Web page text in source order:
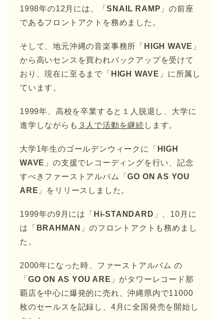
1998年の12月には、「SNAIL RAMP 」の前座
であるフロントアクトを務めました。
そして、地元沖縄の音楽事務所「 HIGH WAVE 」
から高いセンスを買われバックアップを受けて
おり、現在に至るまで「 HIGH WAVE 」に所属し
ています。
1999年、高校を卒業すると１人脱退し、大学に
進学しながらも ３人で活動を継続 します。
大学1年生のゴールデンウィークに「 HIGH
WAVE 」の支援でレコーディングを行い、記念
すべきファーストアルバム「GO ON AS YOU
ARE 」をリリースしました。
1999年の9月には「 Hi-STANDARD 」、10月に
は「 BRAHMAN 」のフロントアクトも務めまし
た。
2000年になった時、ファーストアルバム の
「 GO ON AS YOU ARE 」がタワーレコード那
覇店を中心に爆発的に売れ、沖縄県内で11000
枚のセールスを記録し、4月に全国発売を開始し